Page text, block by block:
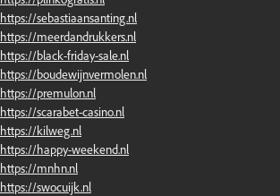
https://sebastiaansanting.nl
https://meerdandrukkers.nl
https://black-friday-sale.nl
https://boudewijnvermolen.nl
https://premulon.nl
https://scarabet-casino.nl
https://kilweg.nl
https://happy-weekend.nl
https://mnhn.nl
https://swocuijk.nl